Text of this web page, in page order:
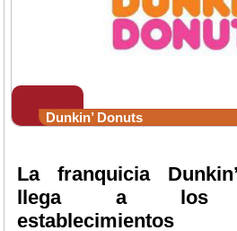
Dunkin’ Donuts
La franquicia
llega a los
establecimientos